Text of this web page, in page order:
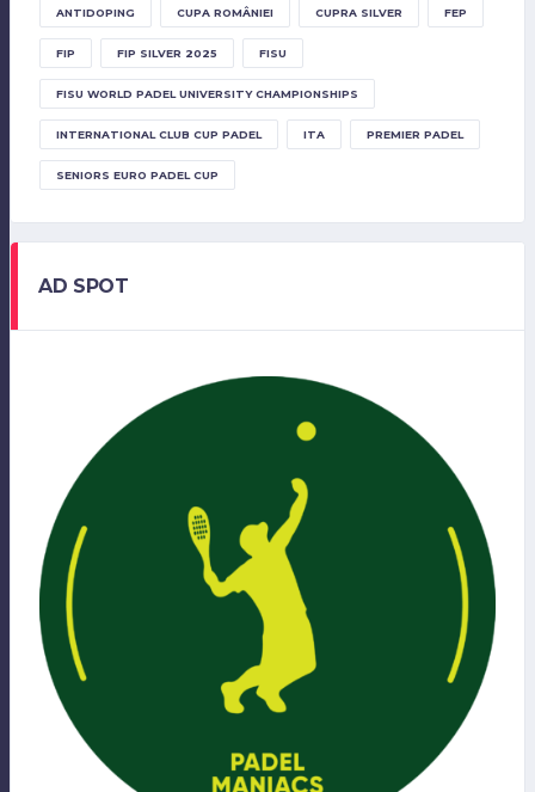
ANTIDOPING CUPA ROMÂNIEI CUPRA SILVER FEP
FIP FIP SILVER 2025 FISU
FISU WORLD PADEL UNIVERSITY CHAMPIONSHIPS
INTERNATIONAL CLUB CUP PADEL ITA PREMIER PADEL
SENIORS EURO PADEL CUP
AD SPOT